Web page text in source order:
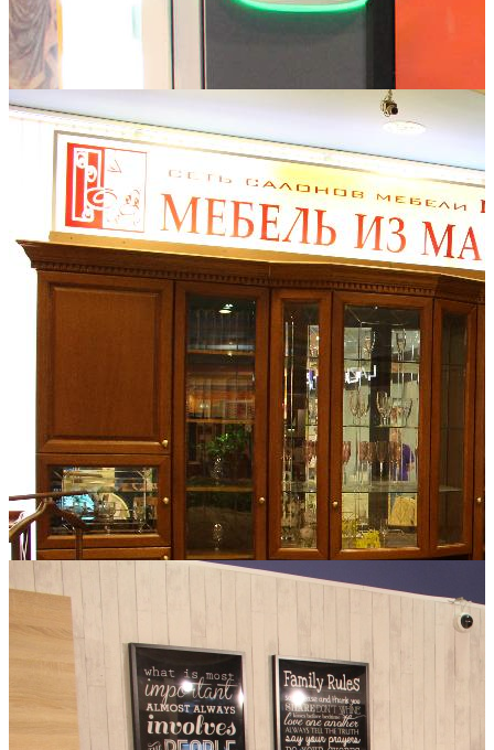
ТД Аскона
Матрасы, кровати и все аксессуары для спального места